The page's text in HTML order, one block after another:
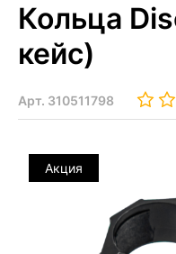
Кольца
кейс)
Арт. 310511798
Акция